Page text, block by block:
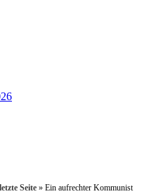
Seite » Ein aufrechter Kommunist